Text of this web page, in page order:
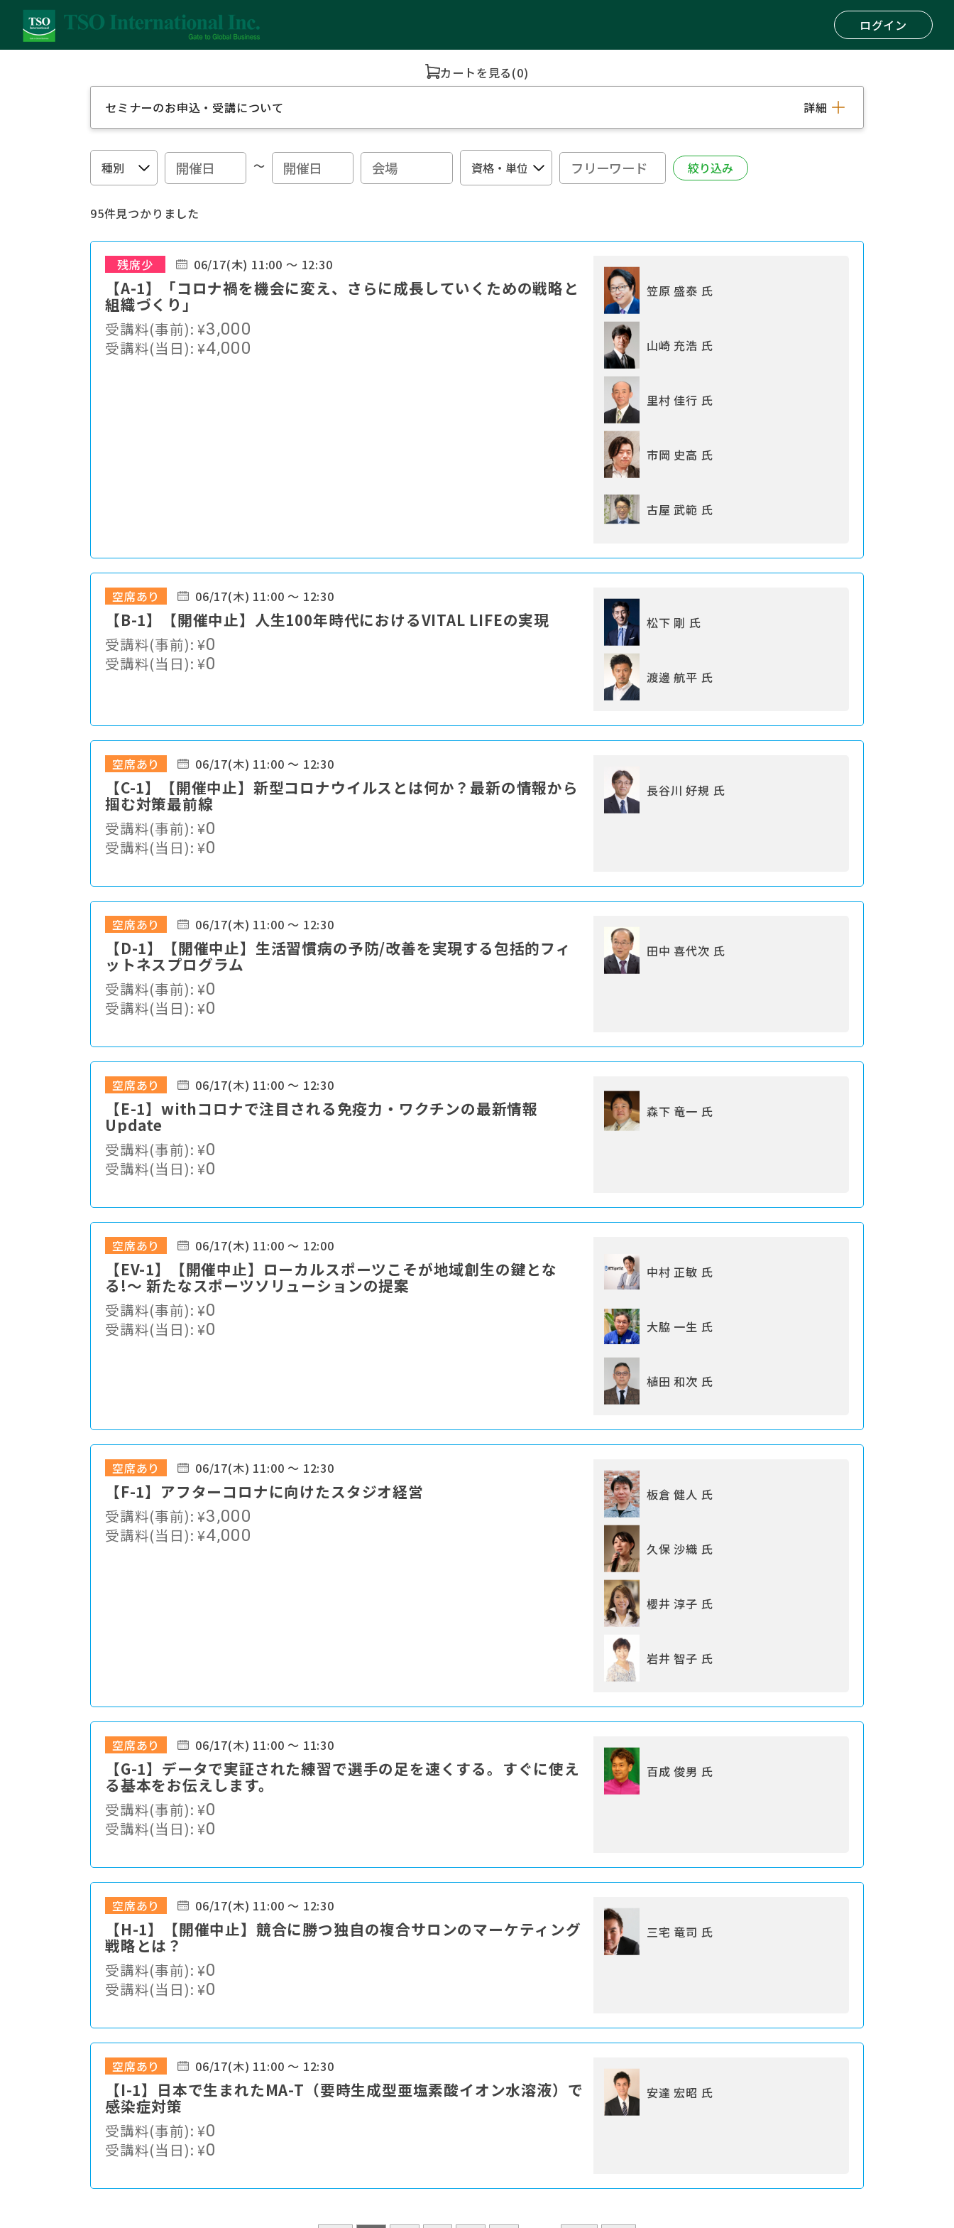
ログイン
カートを見る(0)
セミナーのお申込・受講について 詳細
～
95件見つかりました
残席少 06/17(木) 11:00 ～ 12:30
【A-1】「コロナ禍を機会に変え、さらに成長していくための戦略と
組織づくり」
受講料(事前):¥3,000
受講料(当日):¥4,000
笠原 盛泰 氏
山崎 充浩 氏
里村 佳行 氏
市岡 史高 氏
古屋 武範 氏
空席あり 06/17(木) 11:00 ～ 12:30
【B-1】【開催中止】人生100年時代におけるVITAL LIFEの実現
受講料(事前):¥0
受講料(当日):¥0
松下 剛 氏
渡邊 航平 氏
空席あり 06/17(木) 11:00 ～ 12:30
【C-1】【開催中止】新型コロナウイルスとは何か？最新の情報から
掴む対策最前線
受講料(事前):¥0
受講料(当日):¥0
長谷川 好規 氏
空席あり 06/17(木) 11:00 ～ 12:30
【D-1】【開催中止】生活習慣病の予防/改善を実現する包括的フィ
ットネスプログラム
受講料(事前):¥0
受講料(当日):¥0
田中 喜代次 氏
空席あり 06/17(木) 11:00 ～ 12:30
【E-1】withコロナで注目される免疫力・ワクチンの最新情報
Update
受講料(事前):¥0
受講料(当日):¥0
森下 竜一 氏
空席あり 06/17(木) 11:00 ～ 12:00
【EV-1】【開催中止】ローカルスポーツこそが地域創生の鍵とな
る!〜 新たなスポーツソリューションの提案
受講料(事前):¥0
受講料(当日):¥0
中村 正敏 氏
大脇 一生 氏
植田 和次 氏
空席あり 06/17(木) 11:00 ～ 12:30
【F-1】アフターコロナに向けたスタジオ経営
受講料(事前):¥3,000
受講料(当日):¥4,000
板倉 健人 氏
久保 沙織 氏
櫻井 淳子 氏
岩井 智子 氏
空席あり 06/17(木) 11:00 ～ 11:30
【G-1】データで実証された練習で選手の足を速くする。すぐに使え
る基本をお伝えします。
受講料(事前):¥0
受講料(当日):¥0
百成 俊男 氏
空席あり 06/17(木) 11:00 ～ 12:30
【H-1】【開催中止】競合に勝つ独自の複合サロンのマーケティング
戦略とは？
受講料(事前):¥0
受講料(当日):¥0
三宅 竜司 氏
空席あり 06/17(木) 11:00 ～ 12:30
【I-1】⽇本で⽣まれたMA-T（要時⽣成型亜塩素酸イオン⽔溶液）で
感染症対策
受講料(事前):¥0
受講料(当日):¥0
安達 宏昭 氏